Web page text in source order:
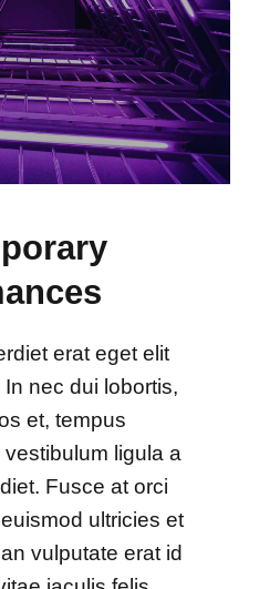
erat eget elit
nec dui lobortis,
et, tempus
ligula a
Fusce at orci
ultricies et
vulputate erat id